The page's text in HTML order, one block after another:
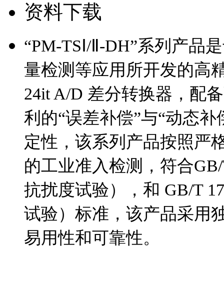
资料下载
“PM-TSⅠ/Ⅱ-DH”系列产品
量检测等应用所开发的高
24it A/D 差分转换器，配
利的“误差补偿”与“动态
定性，该系列产品按照严
的工业准入检测，符合
抗扰度试验），和 GB/T
试验）标准，该产品采用
易用性和可靠性。